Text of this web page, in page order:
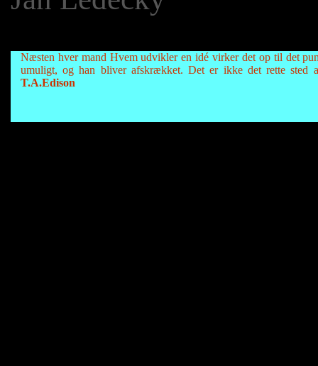
Næsten hver mand Hvem udvikler en idé virker det op til det
umuligt, og han bliver afskrækket. Det er ikke det rette sted
T.A.Edison